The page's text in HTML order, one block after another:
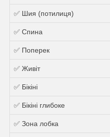
✅ Шия (потилиця)
✅ Спина
✅ Поперек
✅ Живіт
✅ Бікіні
✅ Бікіні глибоке
✅ Зона лобка